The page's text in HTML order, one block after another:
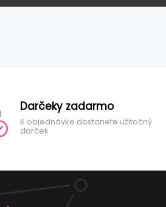
Darčeky zadarmo
K objednávke dostanete užitočný
darček